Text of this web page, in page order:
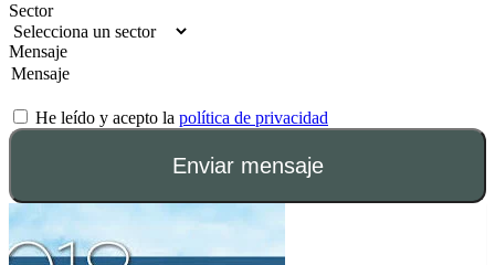
Sector
Mensaje
He leído y acepto la política de privacidad
Enviar mensaje